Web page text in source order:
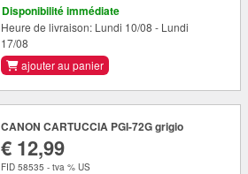
Disponibilité immédiate
Heure de livraison: Lundi 10/08 - Lundi
17/08
ajouter au panier
CANON CARTUCCIA PGI-72G grigio
€ 12,99
FID 58535 - tva % US